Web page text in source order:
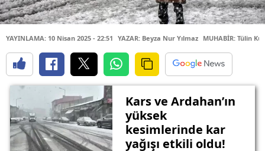
YAYINLAMA: 10 Nisan 2025 - 22:51 YAZAR: Beyza Nur Yılmaz MUHABİR: Tülin
Kars ve Ardahan’ın
yüksek
kesimlerinde kar
yağışı etkili oldu!